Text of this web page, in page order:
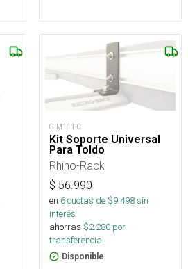
GIM111-C
Kit Soporte Universal
Para Toldo
Rhino-Rack
$ 56.990
en 6cuotas de $9.498sin
interés
ahorras $2.280 por
transferencia.
Disponible